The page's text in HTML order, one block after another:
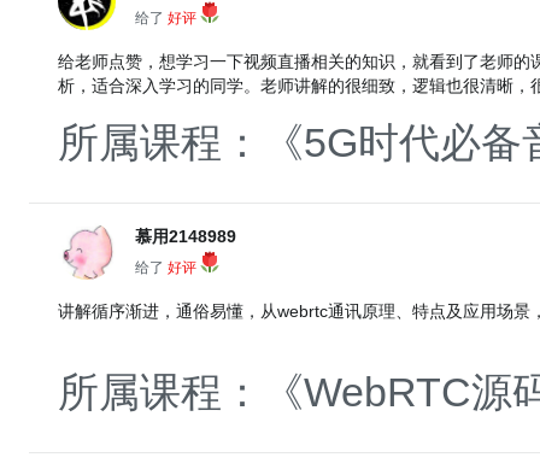
给了 好评
给老师点赞，想学习一下视频直播相关的知识，就看到了老师
析，适合深入学习的同学。老师讲解的很细致，逻辑也很清晰，
所属课程：《5G时代必
慕用2148989
给了 好评
讲解循序渐进，通俗易懂，从webrtc通讯原理、特点及应用场
所属课程：《WebRTC源